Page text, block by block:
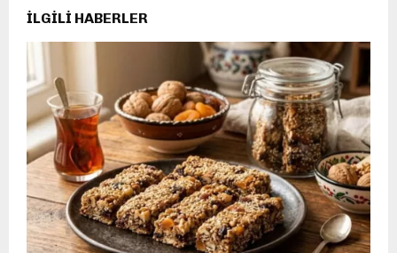
İLGILI HABERLER